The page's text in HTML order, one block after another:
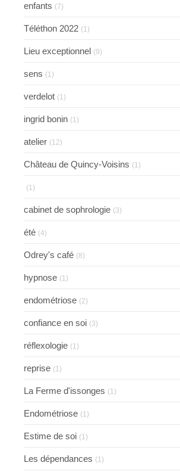
enfants (7)
Téléthon 2022 (1)
Lieu exceptionnel (9)
sens (1)
verdelot (1)
ingrid bonin (1)
atelier (12)
Château de Quincy-Voisins (1)
(1)
cabinet de sophrologie (3)
été (4)
Odrey's café (8)
hypnose (1)
endométriose (2)
confiance en soi (3)
réflexologie (1)
reprise (1)
La Ferme d'issonges (1)
Endométriose (1)
Estime de soi (1)
Les dépendances (1)